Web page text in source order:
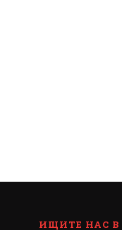
ИЩИТЕ НАС В